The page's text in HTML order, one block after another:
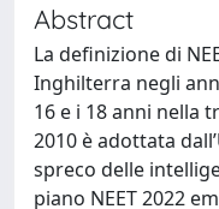
Abstract
La definizione di
Inghilterra negli
16 e i 18 anni nella
2010 è adottata
spreco delle
piano NEET 2022